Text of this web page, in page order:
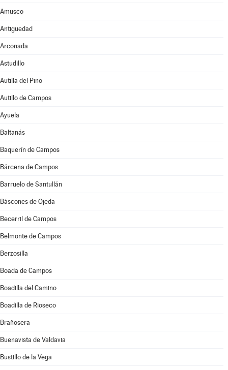
Amusco
Antigüedad
Arconada
Astudillo
Autilla del Pino
Autillo de Campos
Ayuela
Baltanás
Baquerín de Campos
Bárcena de Campos
Barruelo de Santullán
Báscones de Ojeda
Becerril de Campos
Belmonte de Campos
Berzosilla
Boada de Campos
Boadilla del Camino
Boadilla de Rioseco
Brañosera
Buenavista de Valdavia
Bustillo de la Vega